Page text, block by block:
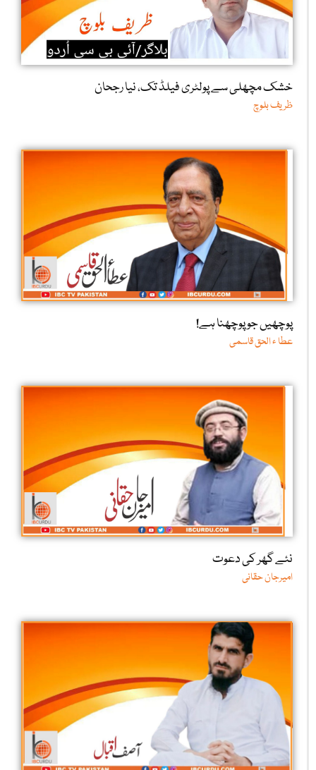
خشک مچھلی سے پولٹری فیلڈ تک، نیا رجحان
ظریف بلوچ
پوچھیں جو پوچھنا ہے!
عطا ء الحق قاسمی
نئے گھر کی دعوت
امیرجان حقانی